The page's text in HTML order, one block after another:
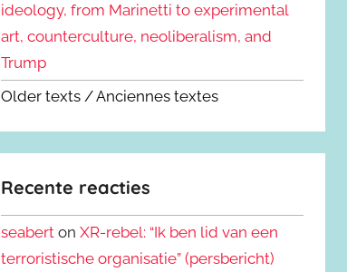
ideology, from Marinetti to experimental
art, counterculture, neoliberalism, and
Trump
Older texts / Anciennes textes
Recente reacties
seabert onXR-rebel: “Ik ben lid van een
terroristische organisatie” (persbericht)